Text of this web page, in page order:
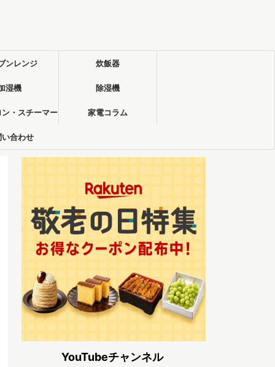
ンレンジ 炊飯器
湿機 除湿機
・スチーマー 家電コラム
い合わせ
YouTubeチャンネル